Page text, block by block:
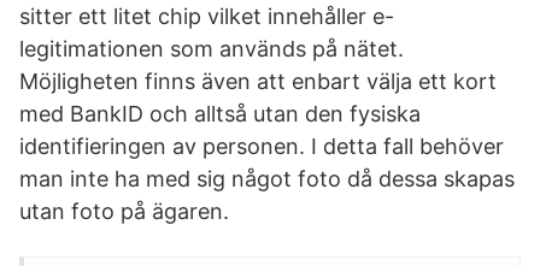
sitter ett litet chip vilket innehåller e-
legitimationen som används på nätet.
Möjligheten finns även att enbart välja ett kort
med BankID och alltså utan den fysiska
identifieringen av personen. I detta fall behöver
man inte ha med sig något foto då dessa skapas
utan foto på ägaren.